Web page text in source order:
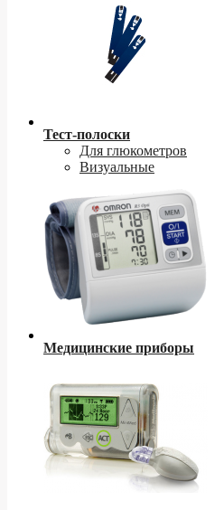
Тест-полоски
Для глюкометров
Визуальные
Медицинские приборы